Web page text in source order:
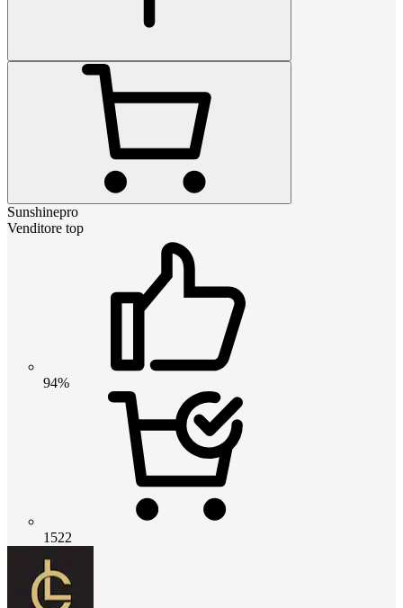
Sunshinepro
Venditore top
94%
1522